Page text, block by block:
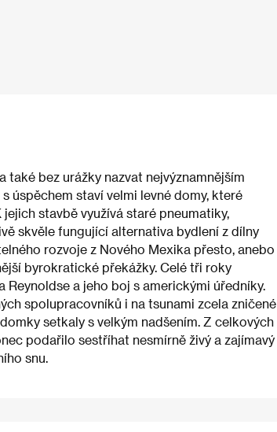
také bez urážky nazvat nejvýznamnějším
úspěchem staví velmi levné domy, které
stavbě využívá staré pneumatiky,
skvěle fungující alternativa bydlení z dílny
rozvoje z Nového Mexika přesto, anebo
byrokratické překážky. Celé tři roky
a jeho boj s americkými úředníky.
spolupracovníků i na tsunami zcela zničené
setkaly s velkým nadšením. Z celkových
podařilo sestříhat nesmírně živý a zajímavý
snu.